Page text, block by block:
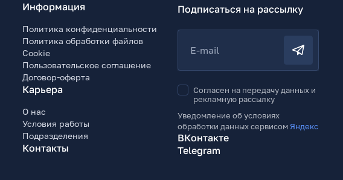
Информация
Политика конфиденциальности
Политика обработки файлов
Cookie
Пользовательское соглашение
Договор-оферта
Карьера
О нас
Условия работы
Подразделения
Контакты
Подписаться на рассылку
E-mail
Согласен на передачу данных и
рекламную рассылку
Уведомление об условиях
обработки данных сервисом Яндекс
ВКонтакте
Telegram